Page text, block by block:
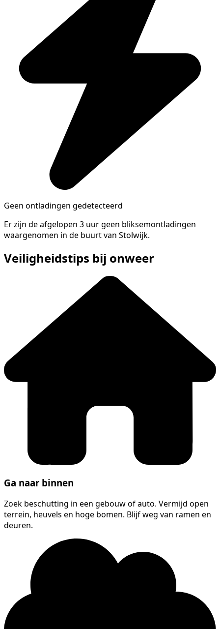
Geen ontladingen gedetecteerd
Er zijn de afgelopen 3 uur geen bliksemontladingen
waargenomen in de buurt van Stolwijk.
Veiligheidstips bij onweer
Ga naar binnen
Zoek beschutting in een gebouw of auto. Vermijd open
terrein, heuvels en hoge bomen. Blijf weg van ramen en
deuren.